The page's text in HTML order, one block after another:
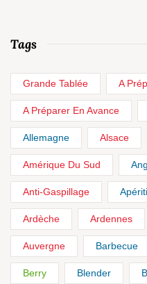
Tags
Grande Tablée A
A Préparer En Avance
Allemagne Alsace
Amérique Du Sud
Anti-Gaspillage
Ardèche Ardennes
Auvergne Barbecue
Berry Blender